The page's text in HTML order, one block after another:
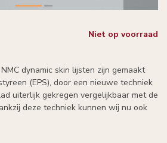
Niet op voorraad
NMC dynamic skin lijsten zijn gemaakt
(EPS), door een nieuwe techniek
uiterlijk gekregen vergelijkbaar met de
deze techniek kunnen wij nu ook